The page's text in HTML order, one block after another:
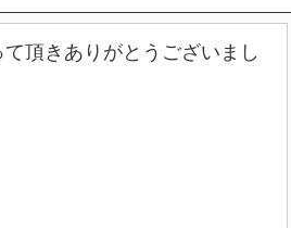
頂きありがとうございまし